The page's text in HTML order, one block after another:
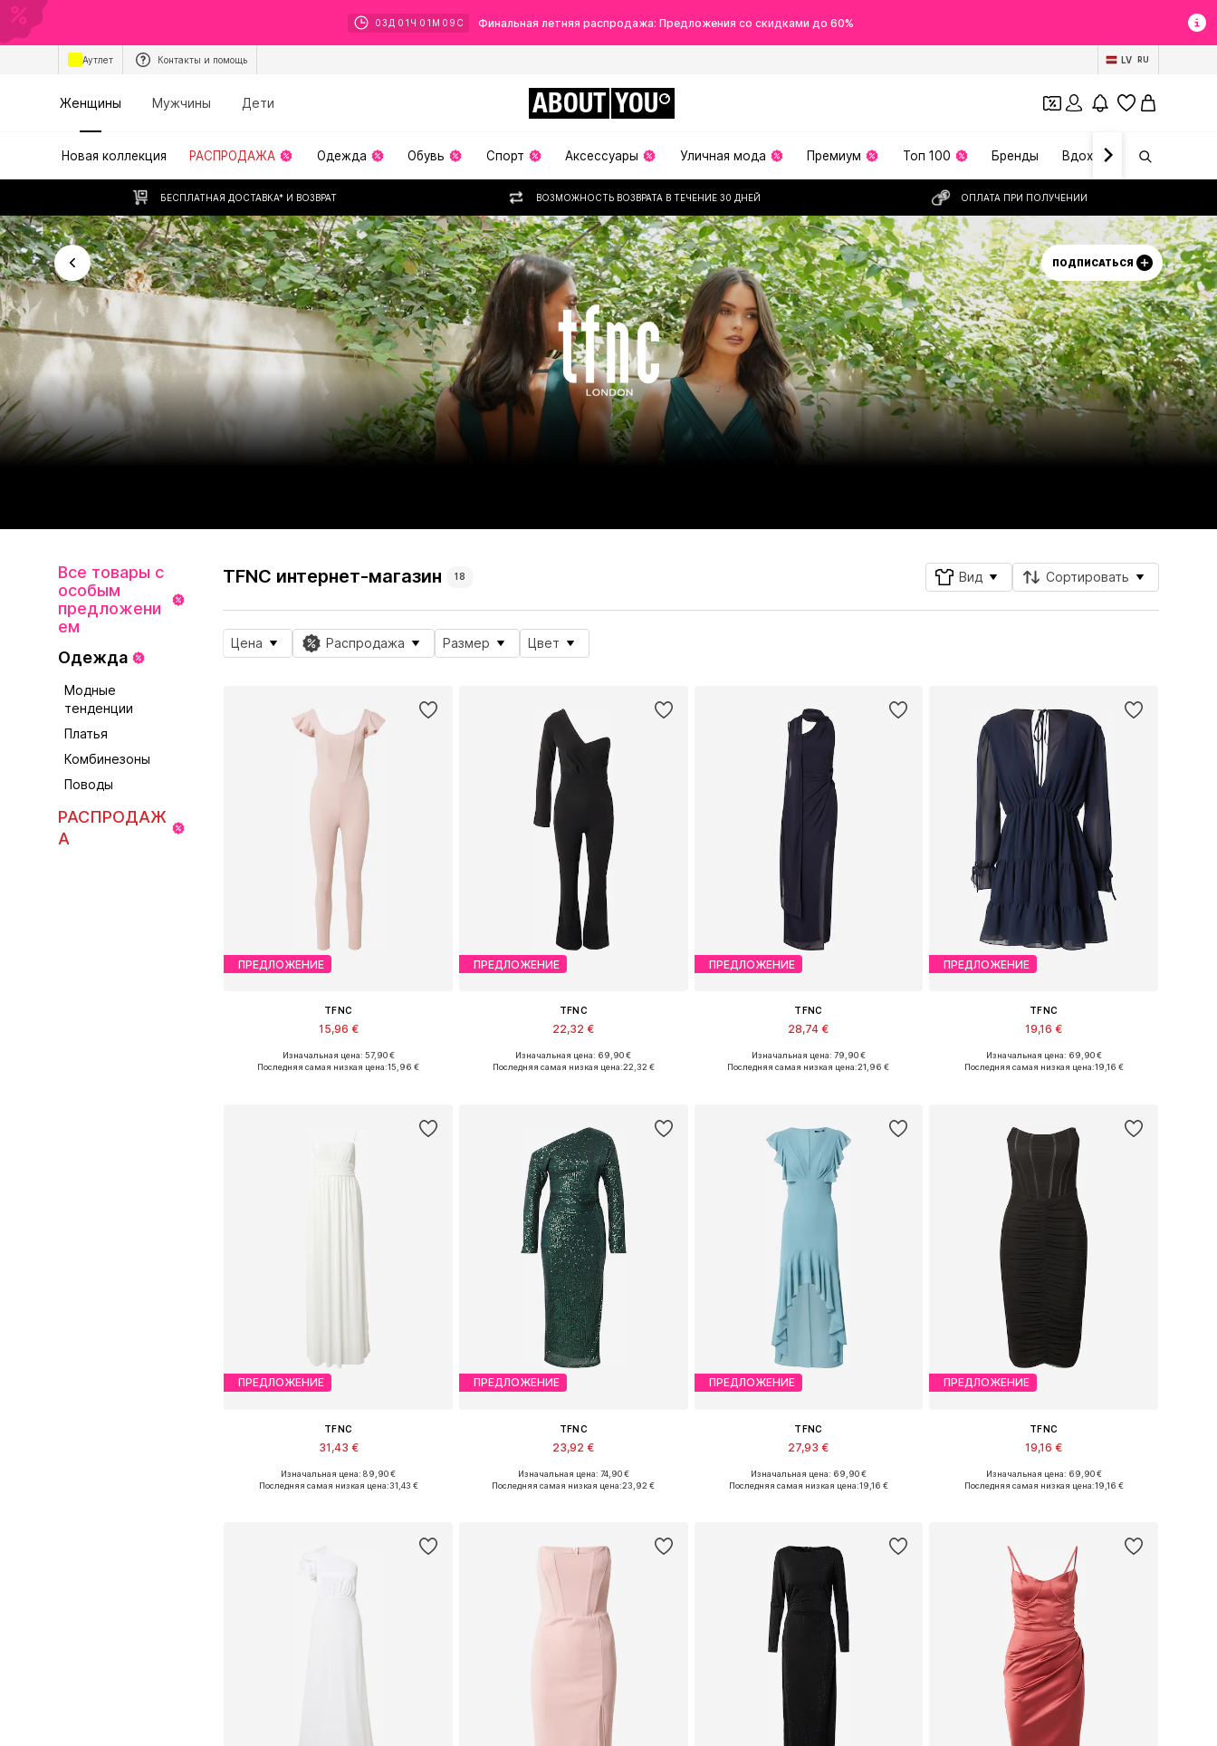
03 Д 01 Ч 01 М 08 С Финальная летняя распродажа: Предложения со скидками до 60%
Аутлет Контакты и помощь LV RU
Женщины Мужчины Дети ABOUT YOU
Новая коллекция РАСПРОДАЖА Одежда Обувь Спорт Аксессуары Уличная мода Премиум Топ 100 Бренды Вдохновение
БЕСПЛАТНАЯ ДОСТАВКА* И ВОЗВРАТ ВОЗМОЖНОСТЬ ВОЗВРАТА В ТЕЧЕНИЕ 30 ДНЕЙ ОПЛАТА ПРИ ПОЛУЧЕНИИ
ПОДПИСАТЬСЯ
Все товары с
особым
предложени
ем
Одежда
Модные
тенденции
Платья
Комбинезоны
Поводы
РАСПРОДАЖ
А
TFNC интернет-магазин 18 Вид Сортировать
Цена Распродажа Размер Цвет
ПРЕДЛОЖЕНИЕ
TFNC
15,96 €
Доступные размеры: XS, S, M, L
Изначальная цена: 57,90 €
Последняя самая низкая цена:15,96 €
ПРЕДЛОЖЕНИЕ
TFNC
22,32 €
Доступные размеры: S, M, L
Изначальная цена: 69,90 €
Последняя самая низкая цена:22,32 €
ПРЕДЛОЖЕНИЕ
TFNC
28,74 €
Доступные размеры: 36, 38, 40, 42
Изначальная цена: 79,90 €
Последняя самая низкая цена:21,96 €
ПРЕДЛОЖЕНИЕ
TFNC
19,16 €
Доступные размеры: 34, 36, 38
Изначальная цена: 69,90 €
Последняя самая низкая цена:19,16 €
ПРЕДЛОЖЕНИЕ
TFNC
31,43 €
Доступные размеры: 34, 36, 38
Изначальная цена: 89,90 €
Последняя самая низкая цена:31,43 €
ПРЕДЛОЖЕНИЕ
TFNC
23,92 €
Доступные размеры: 34, 36, 38
Изначальная цена: 74,90 €
Последняя самая низкая цена:23,92 €
ПРЕДЛОЖЕНИЕ
TFNC
27,93 €
Доступные размеры: 36, 38
Изначальная цена: 69,90 €
Последняя самая низкая цена:19,16 €
ПРЕДЛОЖЕНИЕ
TFNC
19,16 €
Доступные размеры: 36, 38
Изначальная цена: 69,90 €
Последняя самая низкая цена:19,16 €